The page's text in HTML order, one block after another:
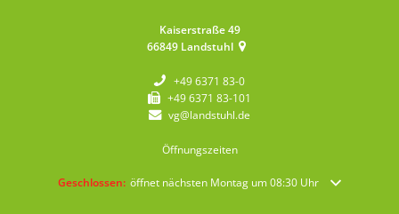
Kaiserstraße 49
66849 Landstuhl
+49 6371 83-0
+49 6371 83-101
vg@landstuhl.de
Öffnungszeiten
Klicken, um weitere Öffnungs- oder Schließzeiten auszublenden
Geschlossen: öffnet nächsten Montag um 08:30 Uhr